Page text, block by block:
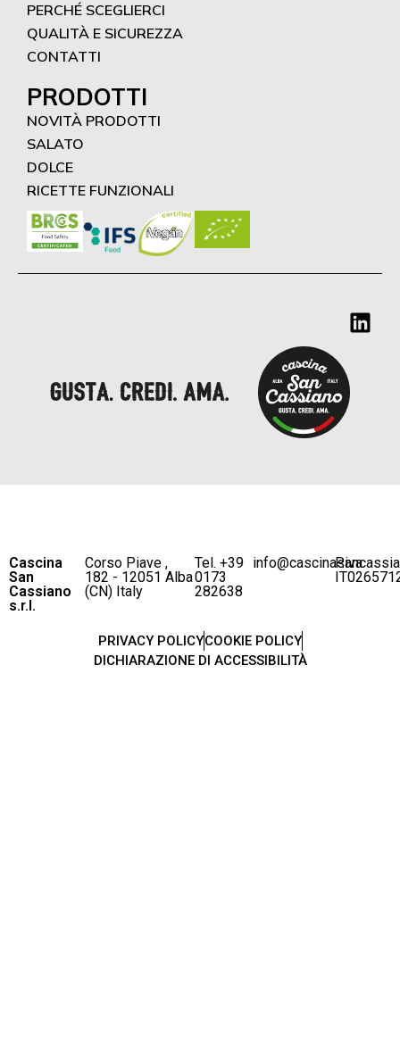
PERCHÉ SCEGLIERCI
QUALITÀ E SICUREZZA
CONTATTI
PRODOTTI
NOVITÀ PRODOTTI
SALATO
DOLCE
RICETTE FUNZIONALI
Cascina
San
Cassiano
s.r.l.
Corso Piave ,
182 - 12051 Alba
(CN) Italy
Tel. +39
0173
282638
P.iva
PRIVACY POLICYCOOKIE POLICY
DICHIARAZIONE DI ACCESSIBILITÀ